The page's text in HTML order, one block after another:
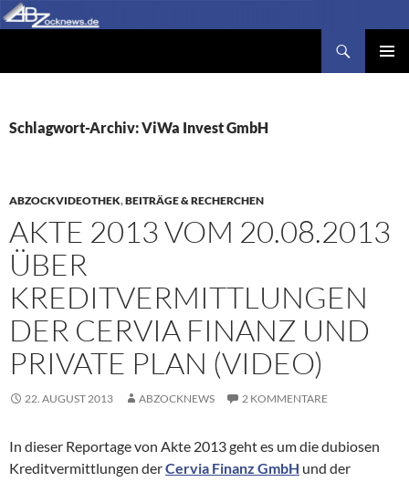
Zum
Inhalt
Schlagwort-Archiv: ViWa Invest GmbH
ABZOCKVIDEOTHEK,BEITRÄGE & RECHERCHEN
AKTE 2013 VOM 20.08.2013
ÜBER
KREDITVERMITTLUNGEN
DER CERVIA FINANZ UND
PRIVATE PLAN (VIDEO)
22. AUGUST 2013 ABZOCKNEWS 2 KOMMENTARE
In dieser Reportage von Akte 2013 geht es um die dubiosen
Kreditvermittlungen derCervia Finanz GmbH und der